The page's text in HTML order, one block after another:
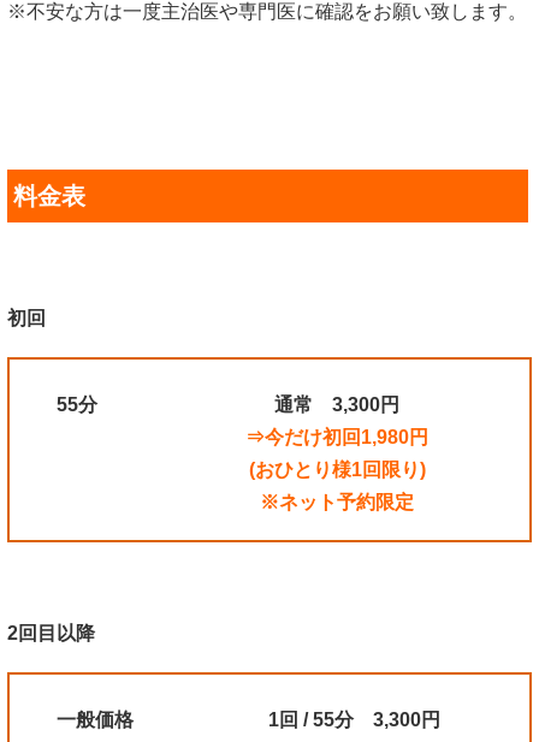
※不安な方は一度主治医や専門医に確認をお願い致します。
料金表
初回
55分
通常 3,300円
⇒今だけ初回1,980円
(おひとり様1回限り)
※ネット予約限定
2回目以降
一般価格 1回 / 55分 3,300円